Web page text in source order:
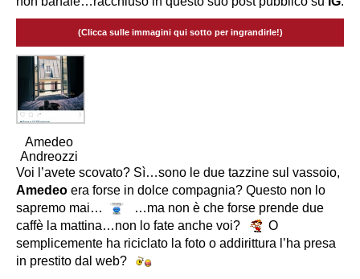
(Clicca sulle immagini qui sotto per ingrandirle!)
Amedeo
Andreozzi
Voi l’avete scovato? Sì…sono le due tazzine sul vassoio,
Amedeo era forse in dolce compagnia? Questo non lo
sapremo mai…
…ma non è che forse prende due
caffè la mattina…non lo fate anche voi?
O
semplicemente ha riciclato la foto o addirittura l’ha presa
in prestito dal web?